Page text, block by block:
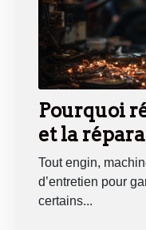
Pourquoi
et la
véhicule ?
Tout engin,
d’entretien pour
certains...